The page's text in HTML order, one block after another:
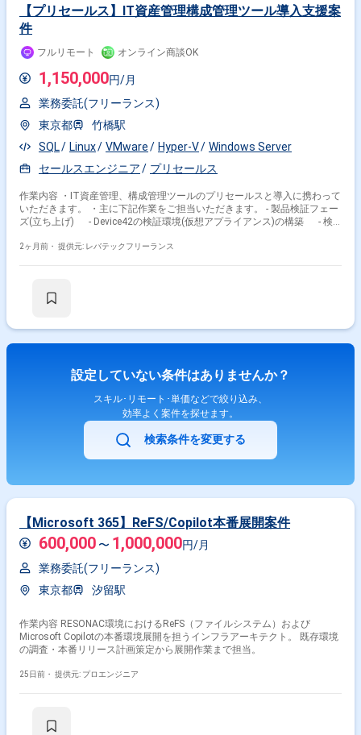
設計・PoC構築・検証・移行まで一連の工程に携わることができるため、
仮想基盤およびVDIのスキルを広く深く習得できる環境です。 Omnissa
HorizonやSKYSEAなどの製品を組み合わせた構成に関わることで、実務を
通じて新しい技術要素を習得していただけます。 【開発環境】 VMware
ESXi（vSAN構成）、VMware vCenter Server、Omnissa
Horizon（ConnectionServer）、Instant Clone、Windows 11、Windows
Server 2016〜2022、SKYSEA Client View、Dell PowerEdge R660、Dell
PowerSwitch S4348T、Cisco Catalyst（L2/L3）を利用しています。
【プリセールス】IT資産管理構成管理ツール導入支援案
件
フルリモート オンライン商談OK
1,150,000円/月
業務委託(フリーランス)
東京都
竹橋駅
SQL
Linux VMware Hyper-V
Windows Server
セールスエンジニア
プリセールス
作業内容 ・IT資産管理、構成管理ツールのプリセールスと導入に携わって
いただきます。 ・主に下記作業をご担当いただきます。 - 製品検証フェー
ズ(立ち上げ) - Device42の検証環境(仮想アプライアンス)の構築 - 検
Freshservice、ServiceNow等との連携検証、データマッピングの確認 -
PoC(概念実証)環境の構築とクライアント向け検証支援 - 導入、実装 - ク
継ぎ、トレーニング
2ヶ月前・ 提供元: レバテックフリーランス
設定していない条件はありませんか？
スキル･リモート･単価などで絞り込み、
効率よく案件を探せます。
検索条件を変更する
【Microsoft 365】ReFS/Copilot本番展開案件
600,000 〜 1,000,000円/月
業務委託(フリーランス)
東京都
汐留駅
作業内容 RESONAC環境におけるReFS（ファイルシステム）および
Microsoft Copilotの本番環境展開を担うインフラアーキテクト。 既存環境
の調査・本番リリース計画策定から展開作業まで担当。
25日前・ 提供元: プロエンジニア